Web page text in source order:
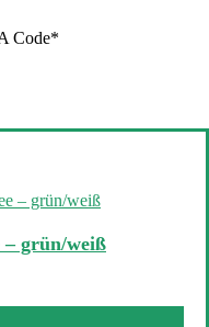
Code*
– grün/weiß